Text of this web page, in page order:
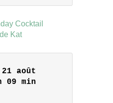
Cocktail
Kat
août
09 min